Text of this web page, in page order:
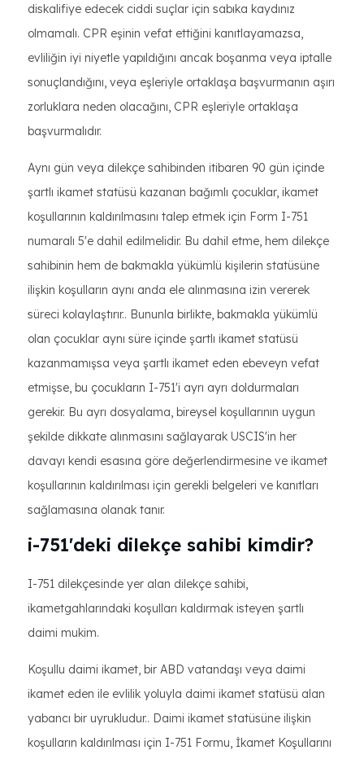
diskalifiye edecek ciddi suçlar için sabıka kaydınız
olmamalı. CPR eşinin vefat ettiğini kanıtlayamazsa,
evliliğin iyi niyetle yapıldığını ancak boşanma veya iptalle
sonuçlandığını, veya eşleriyle ortaklaşa başvurmanın aşırı
zorluklara neden olacağını, CPR eşleriyle ortaklaşa
başvurmalıdır.
Aynı gün veya dilekçe sahibinden itibaren 90 gün içinde
şartlı ikamet statüsü kazanan bağımlı çocuklar, ikamet
koşullarının kaldırılmasını talep etmek için Form I-751
numaralı 5'e dahil edilmelidir. Bu dahil etme, hem dilekçe
sahibinin hem de bakmakla yükümlü kişilerin statüsüne
ilişkin koşulların aynı anda ele alınmasına izin vererek
süreci kolaylaştırır.. Bununla birlikte, bakmakla yükümlü
olan çocuklar aynı süre içinde şartlı ikamet statüsü
kazanmamışsa veya şartlı ikamet eden ebeveyn vefat
etmişse, bu çocukların I-751'i ayrı ayrı doldurmaları
gerekir. Bu ayrı dosyalama, bireysel koşullarının uygun
şekilde dikkate alınmasını sağlayarak USCIS'in her
davayı kendi esasına göre değerlendirmesine ve ikamet
koşullarının kaldırılması için gerekli belgeleri ve kanıtları
sağlamasına olanak tanır.
i-751'deki dilekçe sahibi kimdir?
I-751 dilekçesinde yer alan dilekçe sahibi,
ikametgahlarındaki koşulları kaldırmak isteyen şartlı
daimi mukim.
Koşullu daimi ikamet, bir ABD vatandaşı veya daimi
ikamet eden ile evlilik yoluyla daimi ikamet statüsü alan
yabancı bir uyrukludur.. Daimi ikamet statüsüne ilişkin
koşulların kaldırılması için I-751 Formu, İkamet Koşullarını